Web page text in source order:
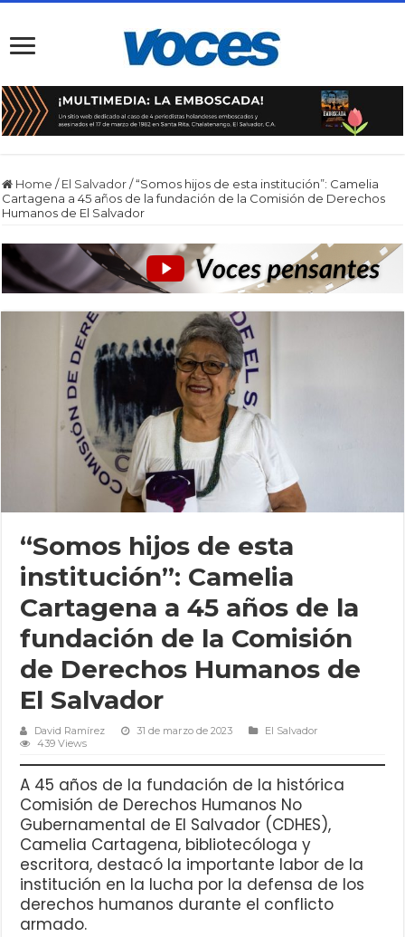
Home / El Salvador /“Somos hijos de esta institución”: Camelia
Cartagena a 45 años de la fundación de la Comisión de Derechos
Humanos de El Salvador
“Somos hijos de esta
institución”: Camelia
Cartagena a 45 años de la
fundación de la Comisión
de Derechos Humanos de
El Salvador
David Ramírez 31 de marzo de 2023
El Salvador
439 Views
A 45 años de la fundación de la histórica
Comisión de Derechos Humanos No
Gubernamental de El Salvador (CDHES),
Camelia Cartagena, bibliotecóloga y
escritora, destacó la importante labor de la
institución en la lucha por la defensa de los
derechos humanos durante el conflicto
armado.